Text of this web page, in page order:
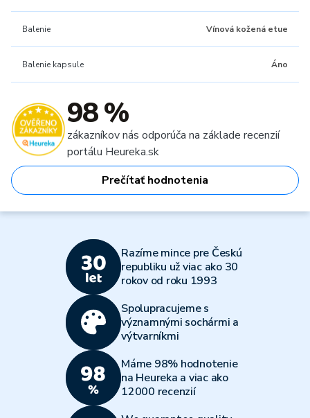
Balenie Vínová kožená etue
Balenie kapsule Áno
98 %
zákazníkov nás odporúča na základe recenzií
portálu Heureka.sk
Prečítať hodnotenia
Razíme mince pre Českú
republiku už viac ako 30
rokov od roku 1993
Spolupracujeme s
významnými sochármi a
výtvarníkmi
Máme 98% hodnotenie
na Heureka a viac ako
12000 recenzií